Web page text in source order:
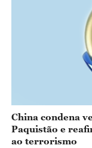
China condena
Paquistão e
ao terrorismo